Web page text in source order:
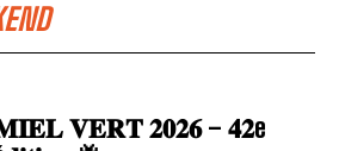
𝐕𝐄𝐑𝐓 𝟐𝟎𝟐𝟔 – 𝟒𝟐e